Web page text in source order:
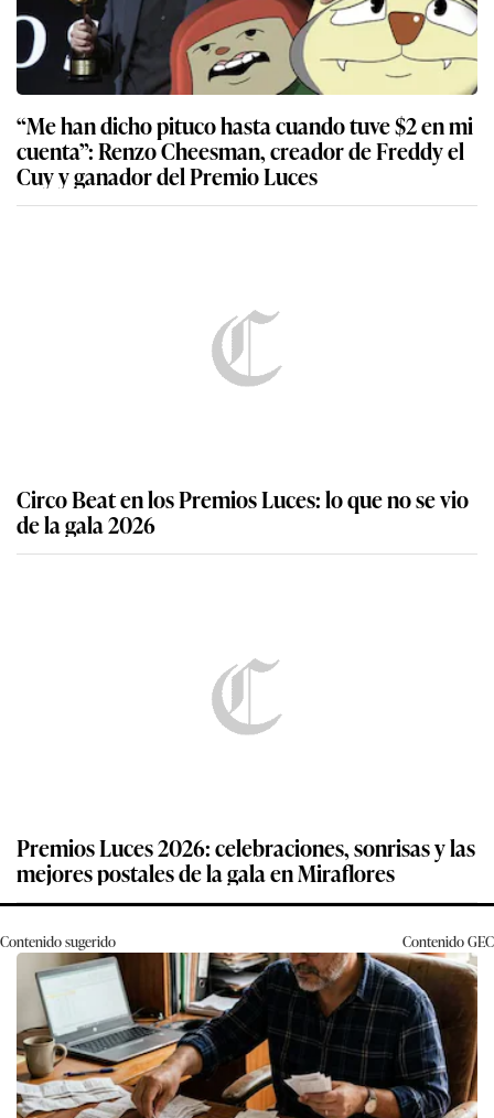
“Me han dicho pituco hasta cuando tuve $2 en mi
cuenta”: Renzo Cheesman, creador de Freddy el
Cuy y ganador del Premio Luces
Circo Beat en los Premios Luces: lo que no se vio
de la gala 2026
Premios Luces 2026: celebraciones, sonrisas y las
mejores postales de la gala en Miraflores
Contenido sugerido ContenidoGEC